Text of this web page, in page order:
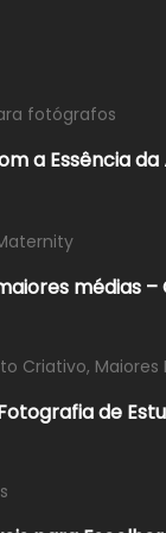
fotógrafos
a Essência
médias
Criativo,
de